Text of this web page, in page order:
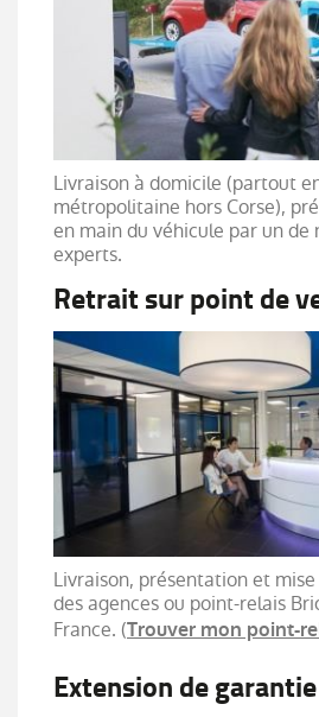
Livraison à domicile (partout
métropolitaine hors Corse),
en main du véhicule par un de
experts.
Retrait sur point de
Livraison, présentation et
des agences ou point-relais
France. (Trouver mon point-
Extension de garantie